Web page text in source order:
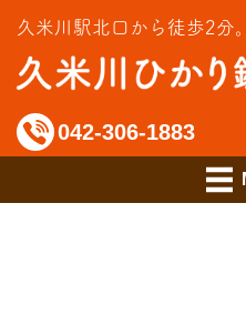
久米川駅北口から徒歩2分。
042-306-1883
料金のご案内
アクセス